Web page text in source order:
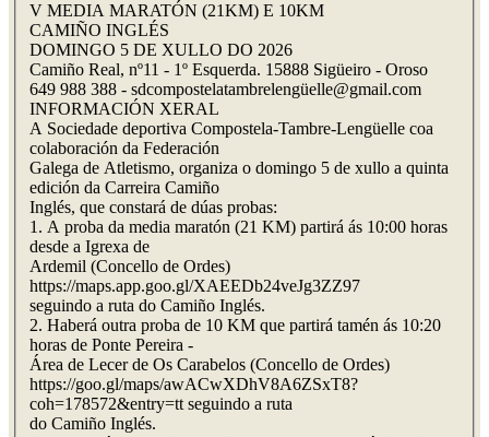
V MEDIA MARATÓN (21KM) E 10KM
CAMIÑO INGLÉS
DOMINGO 5 DE XULLO DO 2026
Camiño Real, nº11 - 1º Esquerda. 15888 Sigüeiro - Oroso
649 988 388 - sdcompostelatambrelengüelle@gmail.com
INFORMACIÓN XERAL
A Sociedade deportiva Compostela-Tambre-Lengüelle coa
colaboración da Federación
Galega de Atletismo, organiza o domingo 5 de xullo a quinta
edición da Carreira Camiño
Inglés, que constará de dúas probas:
1. A proba da media maratón (21 KM) partirá ás 10:00 horas
desde a Igrexa de
Ardemil (Concello de Ordes)
https://maps.app.goo.gl/XAEEDb24veJg3ZZ97
seguindo a ruta do Camiño Inglés.
2. Haberá outra proba de 10 KM que partirá tamén ás 10:20
horas de Ponte Pereira -
Área de Lecer de Os Carabelos (Concello de Ordes)
https://goo.gl/maps/awACwXDhV8A6ZSxT8?
coh=178572&entry=tt seguindo a ruta
do Camiño Inglés.